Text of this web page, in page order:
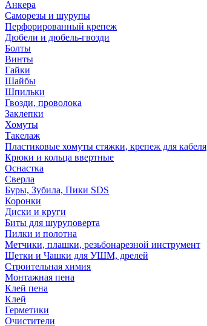
Анкера
Саморезы и шурупы
Перфорированный крепеж
Дюбели и дюбель-гвозди
Болты
Винты
Гайки
Шайбы
Шпильки
Гвозди, проволока
Заклепки
Хомуты
Такелаж
Пластиковые хомуты стяжки, крепеж для кабеля
Крюки и кольца ввертные
Оснастка
Сверла
Буры, Зубила, Пики SDS
Коронки
Диски и круги
Биты для шуруповерта
Пилки и полотна
Метчики, плашки, резьбонарезной инструмент
Щетки и Чашки для УШМ, дрелей
Строительная химия
Монтажная пена
Клей пена
Клей
Герметики
Очистители